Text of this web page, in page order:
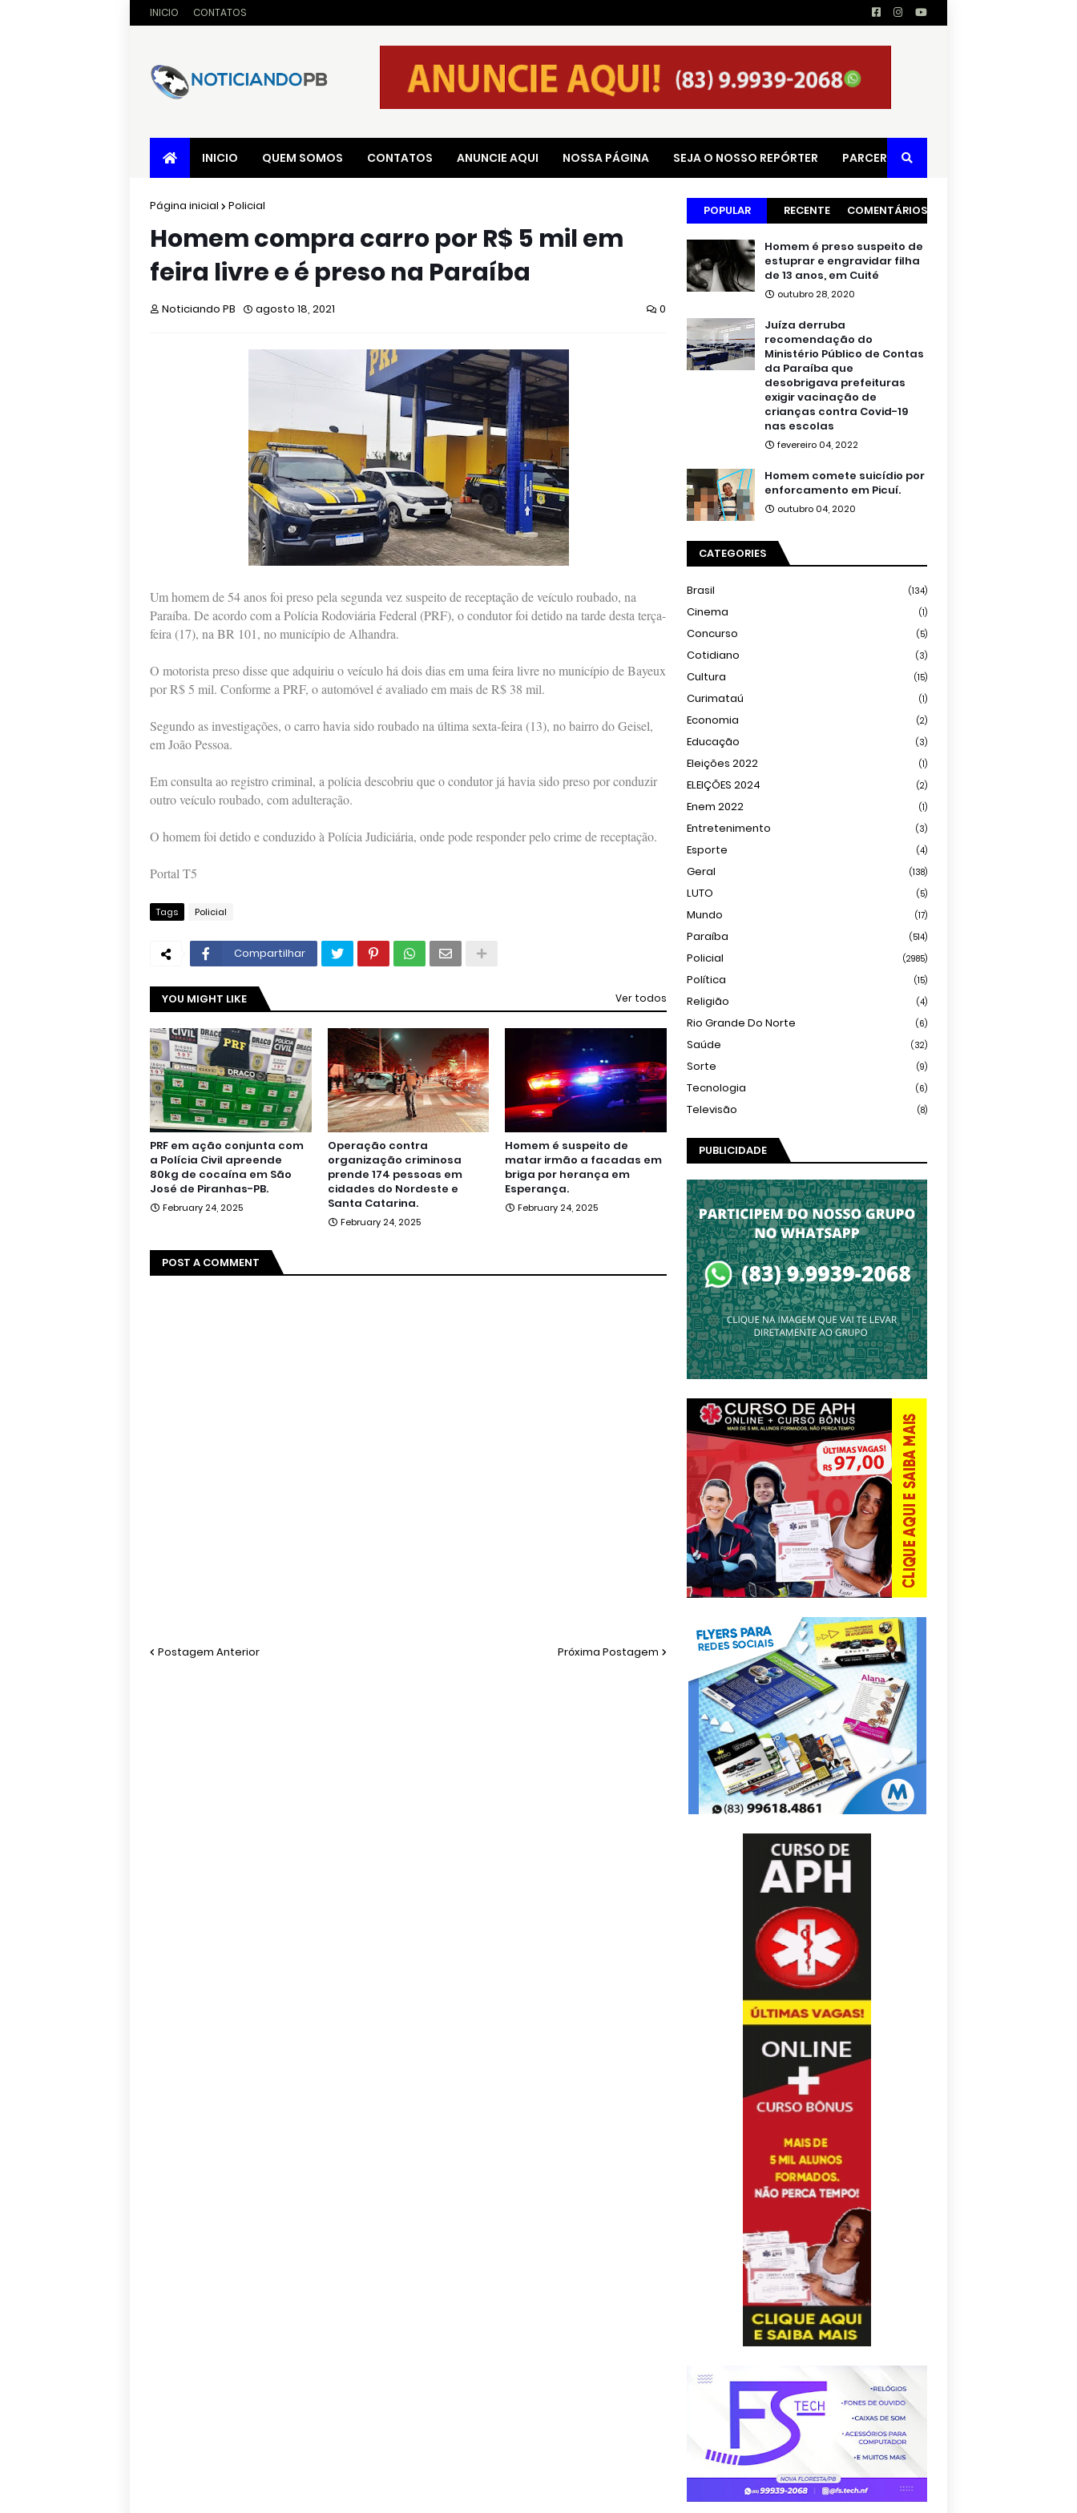
INICIO CONTATOS
INICIO QUEM SOMOS CONTATOS ANUNCIE AQUI NOSSA PÁGINA SEJA O NOSSO REPÓRTER PARCERIAS
Página inicial Policial
Homem compra carro por R$ 5 mil em
feira livre e é preso na Paraíba
Noticiando PB agosto 18, 2021 0
Um homem de 54 anos foi preso pela segunda vez suspeito de receptação de veículo roubado, na
Paraíba. De acordo com a Polícia Rodoviária Federal (PRF), o condutor foi detido na tarde desta terça-
feira (17), na BR 101, no município de Alhandra.
O motorista preso disse que adquiriu o veículo há dois dias em uma feira livre no município de Bayeux
por R$ 5 mil. Conforme a PRF, o automóvel é avaliado em mais de R$ 38 mil.
Segundo as investigações, o carro havia sido roubado na última sexta-feira (13), no bairro do Geisel,
em João Pessoa.
Em consulta ao registro criminal, a polícia descobriu que o condutor já havia sido preso por conduzir
outro veículo roubado, com adulteração.
O homem foi detido e conduzido à Polícia Judiciária, onde pode responder pelo crime de receptação.
Portal T5
Tags Policial
Compartilhar
YOU MIGHT LIKE Ver todos
PRF em ação conjunta com
a Polícia Civil apreende
80kg de cocaína em São
José de Piranhas-PB.
February 24, 2025
Operação contra
organização criminosa
prende 174 pessoas em
cidades do Nordeste e
Santa Catarina.
February 24, 2025
Homem é suspeito de
matar irmão a facadas em
briga por herança em
Esperança.
February 24, 2025
POST A COMMENT
Postagem Anterior Próxima Postagem
POPULAR RECENTE COMENTÁRIOS
Homem é preso suspeito de
estuprar e engravidar filha
de 13 anos, em Cuité
outubro 28, 2020
Juíza derruba
recomendação do
Ministério Público de Contas
da Paraíba que
desobrigava prefeituras
exigir vacinação de
crianças contra Covid-19
nas escolas
fevereiro 04, 2022
Homem comete suicídio por
enforcamento em Picuí.
outubro 04, 2020
CATEGORIES
Brasil (134)
Cinema (1)
Concurso (5)
Cotidiano (3)
Cultura (15)
Curimataú (1)
Economia (2)
Educação (3)
Eleições 2022 (1)
ELEIÇÕES 2024 (2)
Enem 2022 (1)
Entretenimento (3)
Esporte (4)
Geral (138)
LUTO (5)
Mundo (17)
Paraíba (514)
Policial (2985)
Política (15)
Religião (4)
Rio Grande Do Norte (6)
Saúde (32)
Sorte (9)
Tecnologia (6)
Televisão (8)
PUBLICIDADE